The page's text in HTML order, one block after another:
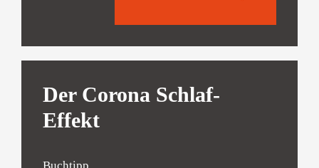
Der Corona Schlaf-
Effekt